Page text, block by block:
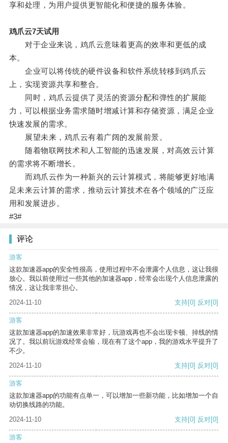
享和处理，为用户提供更智能化和便捷的服务体验。
鸡爪云7天试用
对于企业来说，鸡爪云意味着更高的效率和更低的成
本。
企业可以将传统的硬件设备和软件系统转移到鸡爪云
上，实现资源共享和整合。
同时，鸡爪云提供了灵活的资源分配和弹性的扩展能
力，可以根据业务需求随时增减计算和存储资源，满足企业
快速发展的需求。
展望未来，鸡爪云有着广阔的发展前景。
随着物联网技术和人工智能的迅速发展，对高效云计算
的需求将不断增长。
而鸡爪云作为一种新兴的云计算模式，将能够更好地满
足未来云计算的需求，推动云计算技术在各个领域的广泛应
用和发展进步。
#3#
评论
游客
这款加速器app的安全性很高，使用过程中不会泄露个人信息，这让我很
放心。我以前使用过一些其他的加速器app，经常会出现个人信息泄露的
情况，这让我非常担心。
2024-11-10
支持[0] 反对[0]
游客
这款加速器app的加速效果非常好，玩游戏再也不会出现卡顿、掉线的情
况了。我以前玩游戏经常会输，现在有了这个app，我的游戏水平提升了
不少。
2024-11-10
支持[0] 反对[0]
游客
这款加速器app的功能有点单一，可以增加一些新功能，比如增加一个自
动切换线路的功能。
2024-11-10
支持[0] 反对[0]
游客